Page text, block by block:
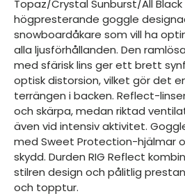
Topaz/Crystal Sunburst/All Black
högpresterande goggle
snowboardåkare som vill ha
alla ljusförhållanden. Den
med sfärisk lins ger ett brett
optisk distorsion, vilket gör det
terrängen i backen. Reflect-
och skärpa, medan riktad
även vid intensiv aktivitet.
med Sweet Protection-hjälmar
skydd. Durden RIG Reflect
stilren design och pålitlig
och topptur.